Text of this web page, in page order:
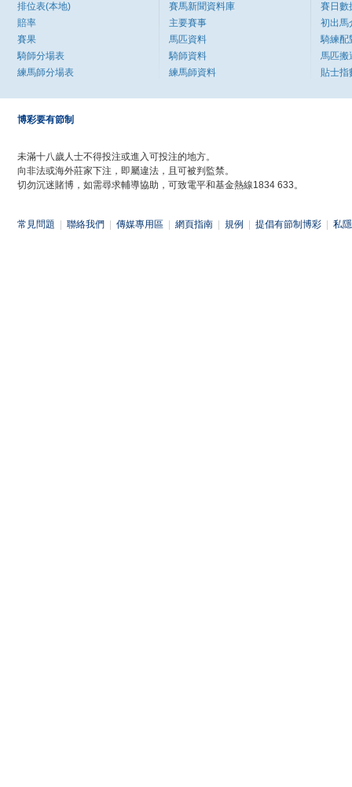
排位表(本地)
賠率
賽果
騎師分場表
練馬師分場表
賽馬新聞資料庫
主要賽事
馬匹資料
騎師資料
練馬師資料
賽日數
初出馬
騎練配
馬匹搬
貼士指
博彩要有節制
未滿十八歲人士不得投注或進入可投注的地方。
向非法或海外莊家下注，即屬違法，且可被判監禁。
切勿沉迷賭博，如需尋求輔導協助，可致電平和基金熱線1834 633。
常見問題 聯絡我們 傳媒專用區 網頁指南 規例 提倡有節制博彩 私